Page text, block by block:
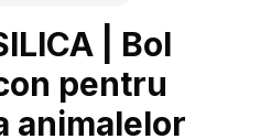
| Bol
pentru
animalelor